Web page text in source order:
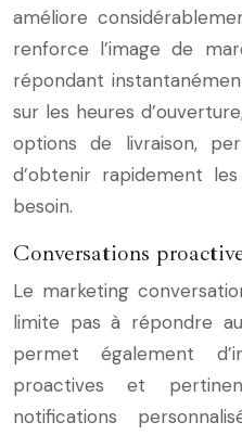
améliore
renforce l’image de
répondant
sur les heures
options de livraison,
d’obtenir rapidement
besoin.
Conversations
Le marketing
limite pas à répondre
permet également
proactives et
notifications